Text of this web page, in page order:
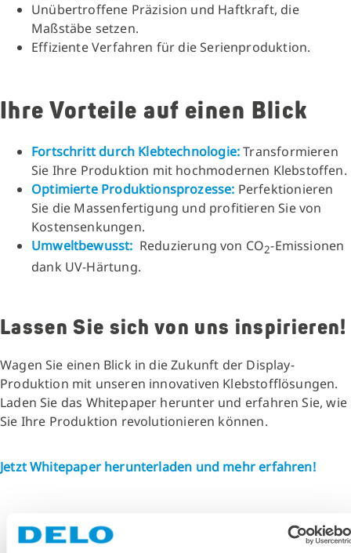
Unübertroffene Präzision und Haftkraft, die
Maßstäbe setzen.
Effiziente Verfahren für die Serienproduktion.
Ihre Vorteile auf einen Blick
Fortschritt durch Klebtechnologie:Transformieren
Sie Ihre Produktion mit hochmodernen Klebstoffen.
Optimierte Produktionsprozesse: Perfektionieren
Sie die Massenfertigung und profitieren Sie von
Kostensenkungen.
Umweltbewusst: Reduzierung von CO2-Emissionen
dank UV-Härtung.
Lassen Sie sich von uns inspirieren!
Wagen Sie einen Blick in die Zukunft der Display-
Produktion mit unseren innovativen Klebstofflösungen.
Laden Sie das Whitepaper herunter und erfahren Sie, wie
Sie Ihre Produktion revolutionieren können.
Jetzt Whitepaper herunterladen und mehr erfahren!